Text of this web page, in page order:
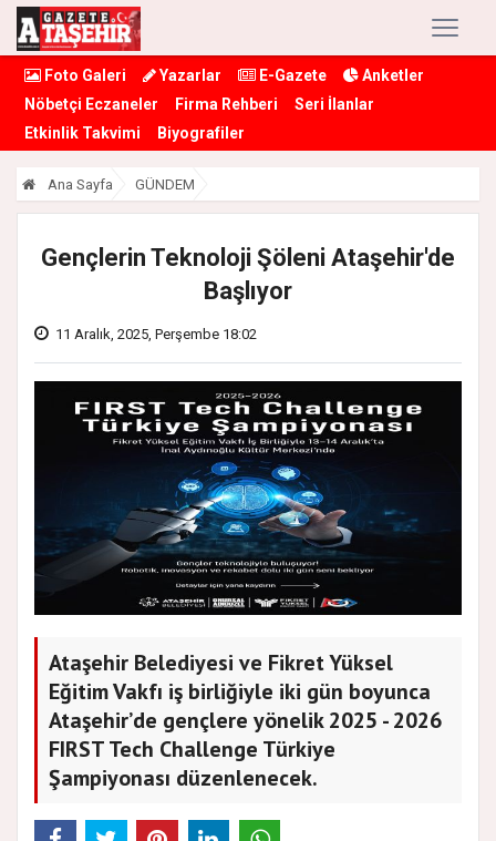
Foto Galeri Yazarlar E-Gazete
Anketler
Nöbetçi Eczaneler
Firma Rehberi
Seri İlanlar
Etkinlik Takvimi
Biyografiler
Ana Sayfa GÜNDEM
Gençlerin Teknoloji Şöleni Ataşehir'de
Başlıyor
11 Aralık, 2025, Perşembe 18:02
Ataşehir Belediyesi ve Fikret Yüksel
Eğitim Vakfı iş birliğiyle iki gün boyunca
Ataşehir’de gençlere yönelik 2025 - 2026
FIRST Tech Challenge Türkiye
Şampiyonası düzenlenecek.